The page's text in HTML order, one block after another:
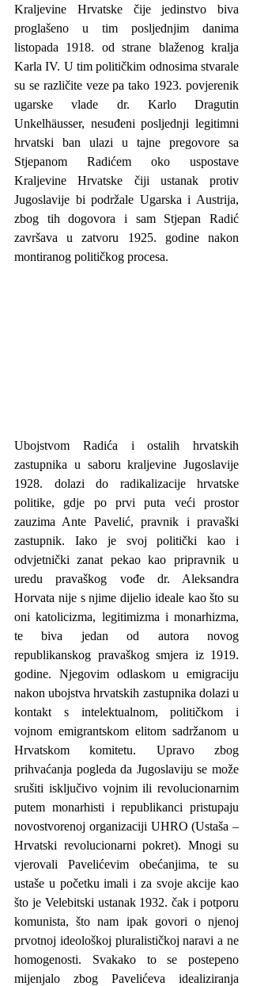
Kraljevine Hrvatske čije jedinstvo biva
proglašeno u tim posljednjim danima
listopada 1918. od strane blaženog kralja
Karla IV. U tim političkim odnosima stvarale
su se različite veze pa tako 1923. povjerenik
ugarske vlade dr. Karlo Dragutin
Unkelhäusser, nesuđeni posljednji legitimni
hrvatski ban ulazi u tajne pregovore sa
Stjepanom Radićem oko uspostave
Kraljevine Hrvatske čiji ustanak protiv
Jugoslavije bi podržale Ugarska i Austrija,
zbog tih dogovora i sam Stjepan Radić
završava u zatvoru 1925. godine nakon
montiranog političkog procesa.
Ubojstvom Radića i ostalih hrvatskih
zastupnika u saboru kraljevine Jugoslavije
1928. dolazi do radikalizacije hrvatske
politike, gdje po prvi puta veći prostor
zauzima Ante Pavelić, pravnik i pravaški
zastupnik. Iako je svoj politički kao i
odvjetnički zanat pekao kao pripravnik u
uredu pravaškog vođe dr. Aleksandra
Horvata nije s njime dijelio ideale kao što su
oni katolicizma, legitimizma i monarhizma,
te biva jedan od autora novog
republikanskog pravaškog smjera iz 1919.
godine. Njegovim odlaskom u emigraciju
nakon ubojstva hrvatskih zastupnika dolazi u
kontakt s intelektualnom, političkom i
vojnom emigrantskom elitom sadržanom u
Hrvatskom komitetu. Upravo zbog
prihvaćanja pogleda da Jugoslaviju se može
srušiti isključivo vojnim ili revolucionarnim
putem monarhisti i republikanci pristupaju
novostvorenoj organizaciji UHRO (Ustaša –
Hrvatski revolucionarni pokret). Mnogi su
vjerovali Pavelićevim obećanjima, te su
ustaše u početku imali i za svoje akcije kao
što je Velebitski ustanak 1932. čak i potporu
komunista, što nam ipak govori o njenoj
prvotnoj ideološkoj pluralističkoj naravi a ne
homogenosti. Svakako to se postepeno
mijenjalo zbog Pavelićeva idealiziranja